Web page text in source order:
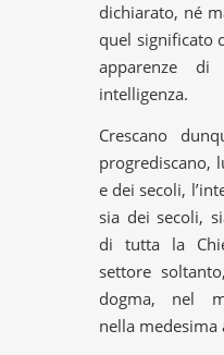
dichiarato, né
quel significato
apparenze
intelligenza.
Crescano
progrediscano,
e dei secoli,
sia dei secoli,
di tutta la
settore
dogma, nel
nella medesima